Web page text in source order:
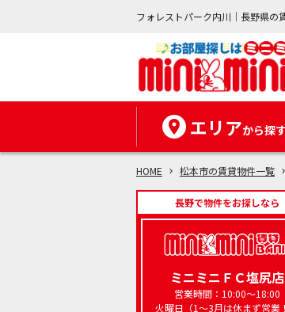
フォレストパーク内川｜長野県の
エリアから探す
HOME 松本市の賃貸物件一覧
長野で物件をお探しなら
ミニミニＦＣ塩尻店
営業時間：10:00～18:00
火曜日（1～3月は休まず営業